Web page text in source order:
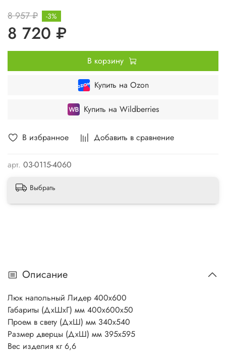
В избранное Добавить в сравнение
арт. 03-0115-4060
8 957 ₽
8 720 ₽
-3%
В корзину
Купить на Ozon
Купить на Wildberries
Выбрать
Описание
Люк напольный Лидер 400х600
Габариты (ДхШхГ) мм 400х600х50
Проем в свету (ДхШ) мм 340х540
Размер дверцы (ДхШ) мм 395х595
Вес изделия кг 6,6